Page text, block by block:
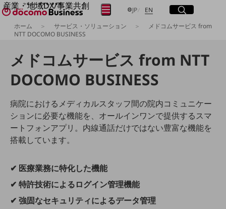
産業・地域DX/事業共創
OPEN HUB for Plural Futures
自律・分散・協調型社会の実現を目指し、
OPEN HUB for Plural Futuresとは
イベント/ウェビナー
記事コンテンツ
プレイヤー(カタリスト/パートナー企業)
Smart World
産業・地域DXプラットフォーマーとして
企業と地域が持続成長する社会を目指します
Smart City
Smart Education
Smart Industry
Smart Mobility
Smart Worksite
生成AI(Generative AI)
地域の取り組み
JP日本語
EN Englishサイト内検索
開く
メニュー
開く
フリーワードでNTTドコモビジネスの
取り組みを検索
ホーム サービス・ソリューション
メドコムサービス from
NTT DOCOMO BUSINESS
メドコムサービス from NTT
DOCOMO BUSINESS
病院におけるメディカルスタッフ間の院内コミュニケー
ションに必要な機能を、オールインワンで提供するスマ
ートフォンアプリ。内線通話だけではない豊富な機能を
搭載しています。
✔ 医療業務に特化した機能
✔ 特許技術によるログイン管理機能
✔ 強固なセキュリティによるデータ管理